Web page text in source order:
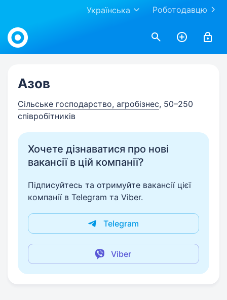
Роботодавцю
Українська
Work.ua
Азов
Сільське господарство, агробізнес, 50–250
співробітників
Хочете дізнаватися про нові
вакансії в цій компанії?
Підписуйтесь та отримуйте вакансії цієї
компанії в Telegram та Viber.
Telegram
Viber